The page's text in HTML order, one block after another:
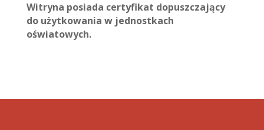
Witryna posiada certyfikat dopuszczający
do użytkowania w jednostkach
oświatowych.